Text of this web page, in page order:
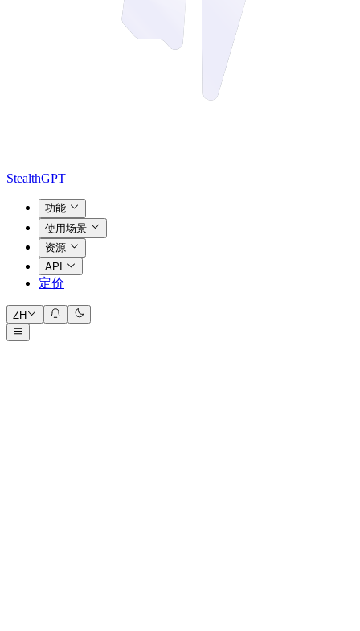
StealthGPT
功能
使用场景
资源
API
定价
ZH